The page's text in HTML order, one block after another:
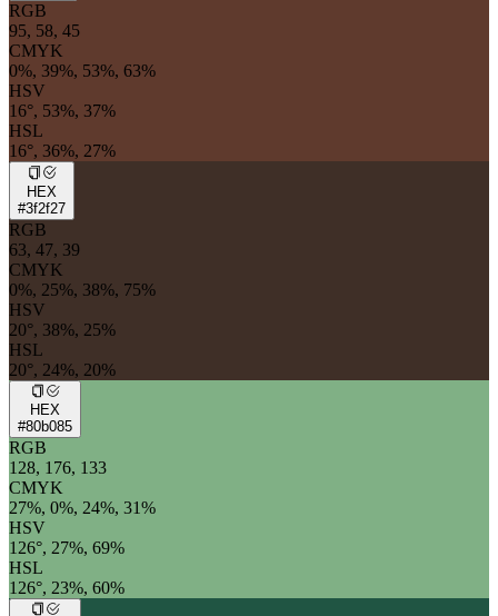
RGB
95, 58, 45
CMYK
0%, 39%, 53%, 63%
HSV
16°, 53%, 37%
HSL
16°, 36%, 27%
HEX
#3f2f27
RGB
63, 47, 39
CMYK
0%, 25%, 38%, 75%
HSV
20°, 38%, 25%
HSL
20°, 24%, 20%
HEX
#80b085
RGB
128, 176, 133
CMYK
27%, 0%, 24%, 31%
HSV
126°, 27%, 69%
HSL
126°, 23%, 60%